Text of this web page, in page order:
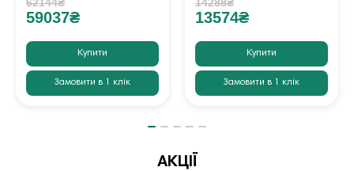
59037₴
Купити
Замовити в 1 клік
13574₴
Купити
Замовити в 1 клік
АКЦІЇ